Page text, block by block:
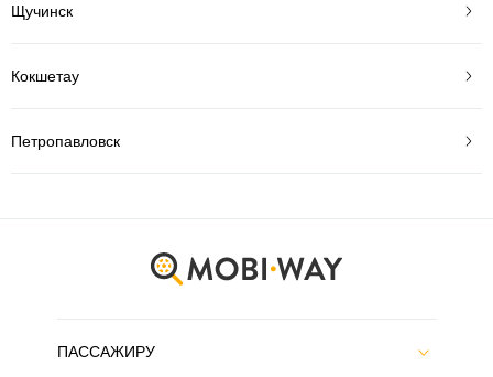
Щучинск
Кокшетау
Петропавловск
ПАССАЖИРУ